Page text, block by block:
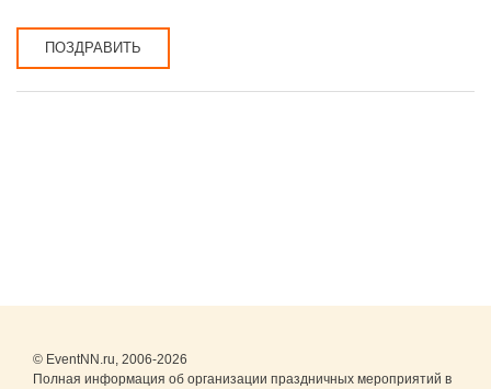
ПОЗДРАВИТЬ
© EventNN.ru, 2006-2026
Полная информация об организации праздничных мероприятий в